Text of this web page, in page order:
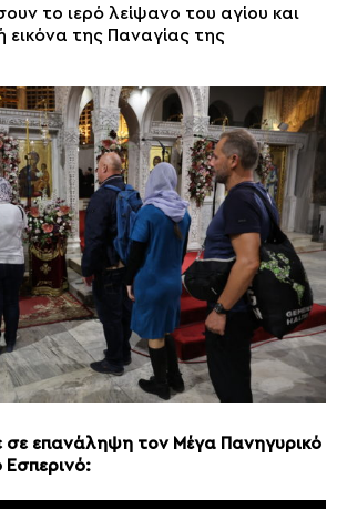
το ιερό λείψανο του αγίου και
της Παναγίας της
σε επανάληψη τον Μέγα Πανηγυρικό
Εσπερινό: